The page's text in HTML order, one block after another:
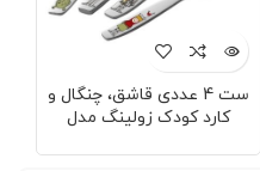
ست 4 عددی قاشق، چنگال و
کارد کودک زولینگ مدل